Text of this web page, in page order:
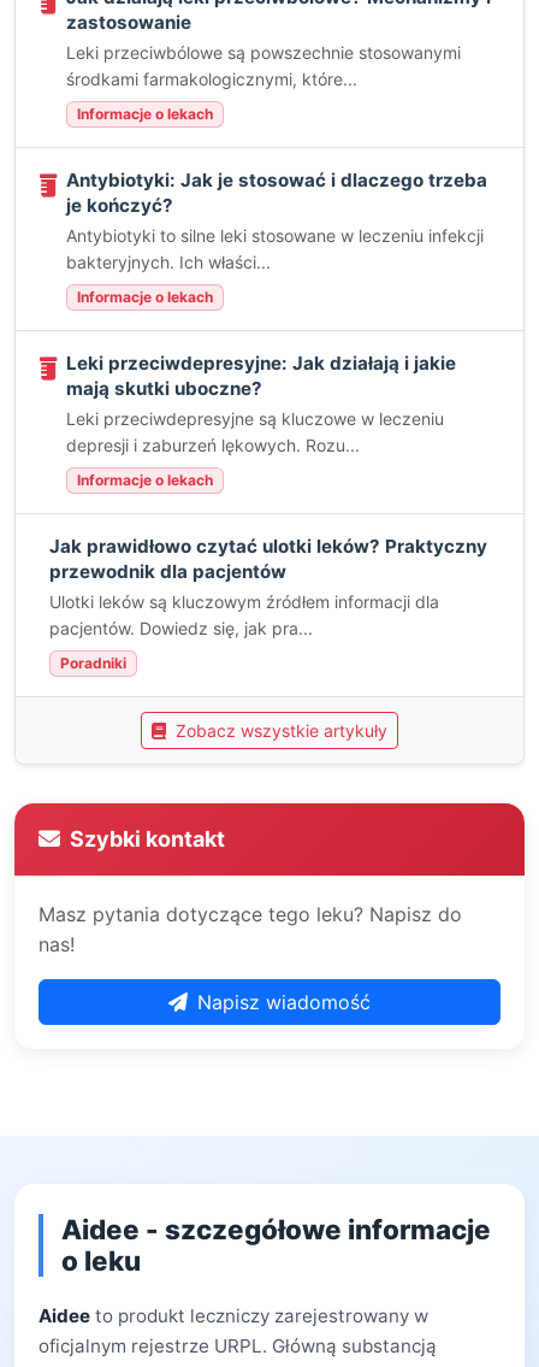
zastosowanie
Leki przeciwbólowe są powszechnie stosowanymi
środkami farmakologicznymi, które...
Informacje o lekach
Antybiotyki: Jak je stosować i dlaczego trzeba
je kończyć?
Antybiotyki to silne leki stosowane w leczeniu infekcji
bakteryjnych. Ich właści...
Informacje o lekach
Leki przeciwdepresyjne: Jak działają i jakie
mają skutki uboczne?
Leki przeciwdepresyjne są kluczowe w leczeniu
depresji i zaburzeń lękowych. Rozu...
Informacje o lekach
Jak prawidłowo czytać ulotki leków? Praktyczny
przewodnik dla pacjentów
Ulotki leków są kluczowym źródłem informacji dla
pacjentów. Dowiedz się, jak pra...
Poradniki
Zobacz wszystkie artykuły
Szybki kontakt
Masz pytania dotyczące tego leku? Napisz do
nas!
Napisz wiadomość
Aidee - szczegółowe informacje
o leku
Aidee to produkt leczniczy zarejestrowany w
oficjalnym rejestrze URPL. Główną substancją